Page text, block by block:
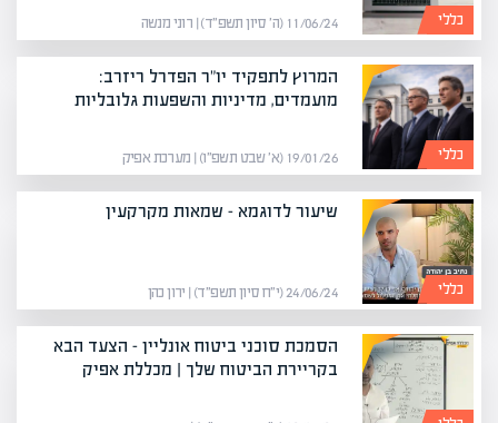
כללי 11/06/24 (ה׳ סיון תשפ״ד) | רוני מנשה
כללי
המרוץ לתפקיד יו"ר הפדרל ריזרב:
מועמדים, מדיניות והשפעות גלובליות
19/01/26 (א׳ שבט תשפ״ו) | מערכת אפיק
כללי
שיעור לדוגמא – שמאות מקרקעין
24/06/24 (י״ח סיון תשפ״ד) | ירון כהן
הסמכת סוכני ביטוח אונליין – הצעד הבא
בקריירת הביטוח שלך | מכללת אפיק